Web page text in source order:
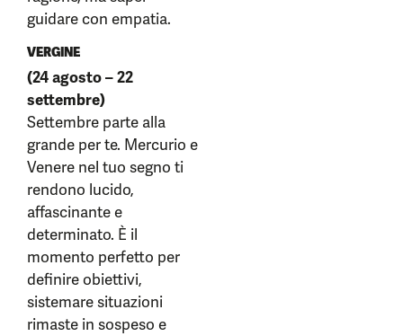
guidare con empatia.
VERGINE
(24 agosto – 22
settembre)
Settembre parte alla
grande per te. Mercurio e
Venere nel tuo segno ti
rendono lucido,
affascinante e
determinato. È il
momento perfetto per
definire obiettivi,
sistemare situazioni
rimaste in sospeso e